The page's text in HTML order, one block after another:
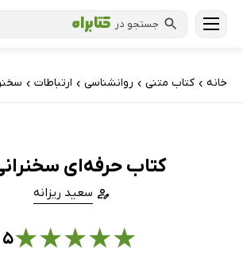
جستجو در
خانه › کتاب‌ متنی › روانشناسی › ارتباطات ›
کتاب حرفه‌ای
سعید ریزانه
★
★
★
★
★۵